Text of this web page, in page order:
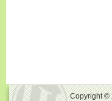
Copyright